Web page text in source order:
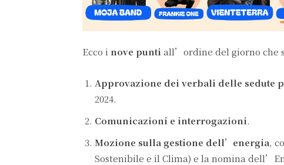
Ecco i nove punti all’ordine del giorno che
Approvazione dei verbali delle sedute
2024.
Comunicazioni e interrogazioni.
Mozione sulla gestione dell’energia,
Sostenibile e il Clima) e la nomina